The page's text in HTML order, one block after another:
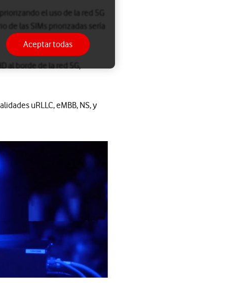
el uso de la red 5G
de las SIMs priorizadas sería
al borde de la red 5G,
uRLLC, eMBB, NS, y
Aceptar todas